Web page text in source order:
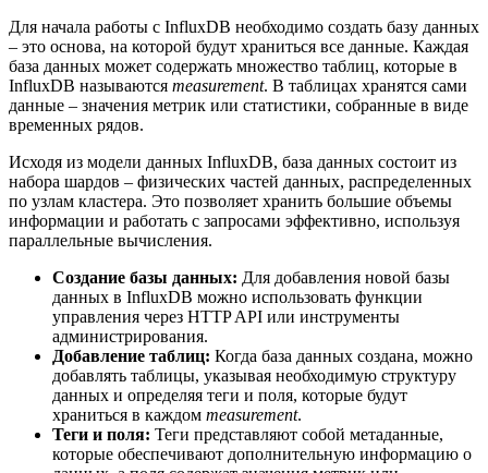
Для начала работы с InfluxDB необходимо создать базу данных
– это основа, на которой будут храниться все данные. Каждая
база данных может содержать множество таблиц, которые в
InfluxDB называются measurement. В таблицах хранятся сами
данные – значения метрик или статистики, собранные в виде
временных рядов.
Исходя из модели данных InfluxDB, база данных состоит из
набора шардов – физических частей данных, распределенных
по узлам кластера. Это позволяет хранить большие объемы
информации и работать с запросами эффективно, используя
параллельные вычисления.
Создание базы данных: Для добавления новой базы
данных в InfluxDB можно использовать функции
управления через HTTP API или инструменты
администрирования.
Добавление таблиц: Когда база данных создана, можно
добавлять таблицы, указывая необходимую структуру
данных и определяя теги и поля, которые будут
храниться в каждом measurement.
Теги и поля: Теги представляют собой метаданные,
которые обеспечивают дополнительную информацию о